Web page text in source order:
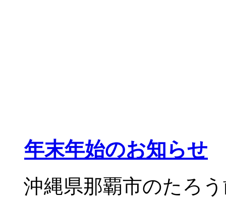
年末年始のお知らせ
沖縄県那覇市のたろ